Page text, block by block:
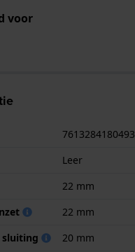
voor
7613284180493
Leer
22 mm
22 mm
sluiting
20 mm